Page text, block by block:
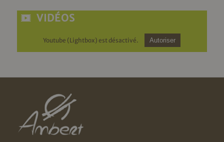
VIDÉOS
Youtube (Lightbox) est désactivé. Autoriser